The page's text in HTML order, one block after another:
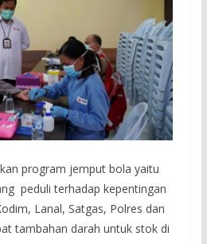
program jemput bola yaitu
peduli terhadap kepentingan
Lanal, Satgas, Polres dan
tambahan darah untuk stok di